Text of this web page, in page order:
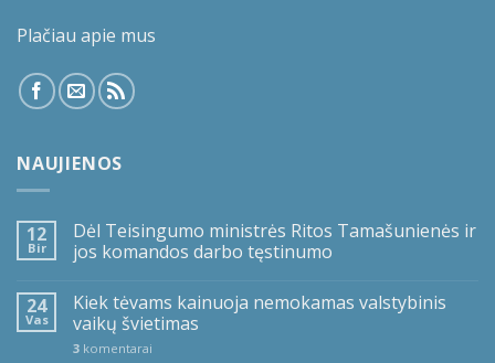
Plačiau apie mus
NAUJIENOS
12
Bir
Dėl Teisingumo ministrės Ritos Tamašunienės ir
jos komandos darbo tęstinumo
24
Vas
Kiek tėvams kainuoja nemokamas valstybinis
vaikų švietimas
3 komentarai